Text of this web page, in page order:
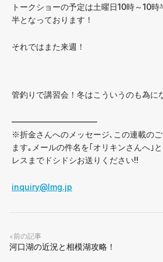
トークショーの予定は土曜日10時～10
半となっております！
それではまた来週！
管釣りで講習会！冬はこういうのも為に
——————————–
※折金さんへのメッセージ､この連載の
ます｡メールの件名を｢オリキンさんへ｣
レスまでドシドシお送りください!!
inquiry@lmg.jp
<前の記事
河口湖の近況と相模湖攻略！